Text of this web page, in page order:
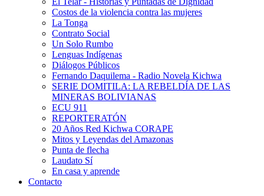
Costos de la violencia contra las mujeres
La Tonga
Contrato Social
Un Solo Rumbo
Lenguas Indígenas
Diálogos Públicos
Fernando Daquilema - Radio Novela Kichwa
SERIE DOMITILA: LA REBELDÍA DE LAS
MINERAS BOLIVIANAS
ECU 911
REPORTERATÓN
20 Años Red Kichwa CORAPE
Mitos y Leyendas del Amazonas
Punta de flecha
Laudato Sí
En casa y aprende
Contacto